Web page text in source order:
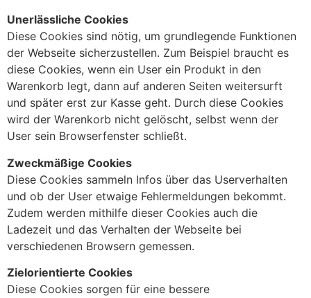
Unerlässliche Cookies
Diese Cookies sind nötig, um grundlegende Funktionen
der Webseite sicherzustellen. Zum Beispiel braucht es
diese Cookies, wenn ein User ein Produkt in den
Warenkorb legt, dann auf anderen Seiten weitersurft
und später erst zur Kasse geht. Durch diese Cookies
wird der Warenkorb nicht gelöscht, selbst wenn der
User sein Browserfenster schließt.
Zweckmäßige Cookies
Diese Cookies sammeln Infos über das Userverhalten
und ob der User etwaige Fehlermeldungen bekommt.
Zudem werden mithilfe dieser Cookies auch die
Ladezeit und das Verhalten der Webseite bei
verschiedenen Browsern gemessen.
Zielorientierte Cookies
Diese Cookies sorgen für eine bessere